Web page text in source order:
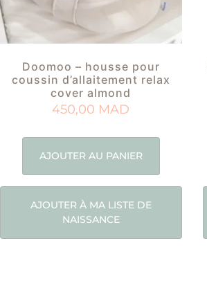
Doomoo – housse pour
coussin d’allaitement relax
cover almond
450,00 MAD
AJOUTER AU PANIER
AJOUTER À MA LISTE DE
NAISSANCE